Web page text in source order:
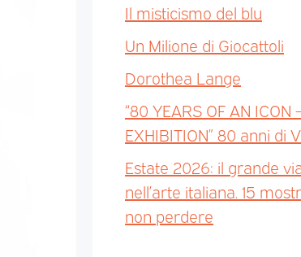
Il misticismo del blu
Un Milione di Giocattoli
Dorothea Lange
“80 YEARS OF AN ICON
EXHIBITION” 80 anni di
Estate 2026: il grande
nell’arte italiana. 15
non perdere